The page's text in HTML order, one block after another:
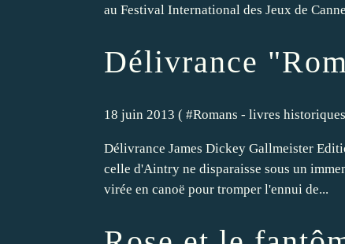
au Festival International des Jeux de
Délivrance
18 juin 2013 ( #Romans - livres historiques
Délivrance James Dickey Gallmeister
celle d'Aintry ne disparaisse sous un
virée en canoë pour tromper l'ennui de...